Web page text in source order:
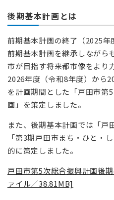
後期基本計画とは
前期基本計画の終了（2025年
前期基本計画を継承しながら
市が目指す将来都市像をより
2026年度（令和8年度）から
を計画期間とした「戸田市第
画」を策定しました。
また、後期基本計画では「戸
「第3期戸田市まち・ひと・
的に策定しました。
戸田市第5次総合振興計画後
ァイル／38.81MB]